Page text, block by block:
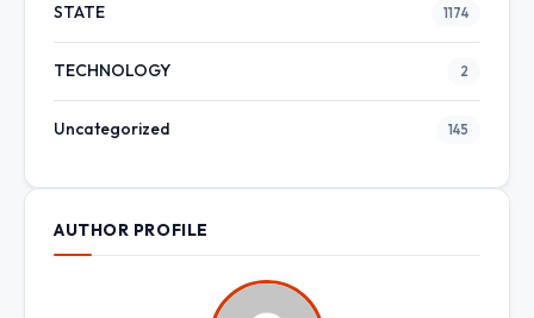
STATE 1174
TECHNOLOGY 2
Uncategorized 145
AUTHOR PROFILE